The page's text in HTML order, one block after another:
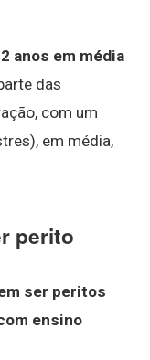
2 anos em média
das
com um
em média,
perito
ser peritos
ensino